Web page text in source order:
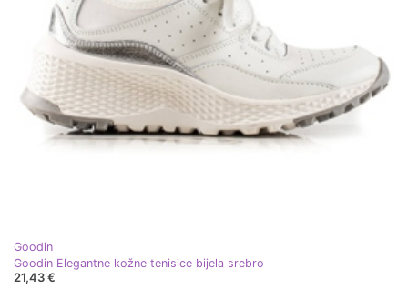
Goodin
Goodin Elegantne kožne tenisice bijela srebro
21,43 €